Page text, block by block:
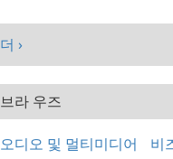
더 ›
브라 우즈
오디오 및 멀티미디어 비